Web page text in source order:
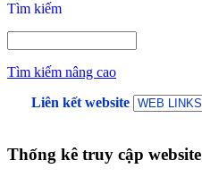
Tìm kiếm
Tìm kiếm nâng cao
Liên kết website
Thống kê truy cập website